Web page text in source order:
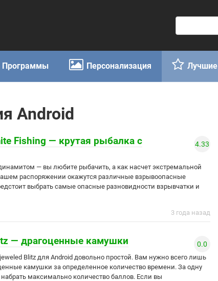
о
с
к
:
Программы Персонализация Лучшие
Android
Fishing — крутая рыбалка с
4.33
— вы любите рыбачить, а как насчет экстремальной
распоряжении окажутся различные взрывоопасные
выбрать самые опасные разновидности взрывчатки и
3 года назад
— драгоценные камушки 0.0
Blitz для Android довольно простой. Вам нужно всего лишь
камушки за определенное количество времени. За одну
максимально количество баллов. Если вы